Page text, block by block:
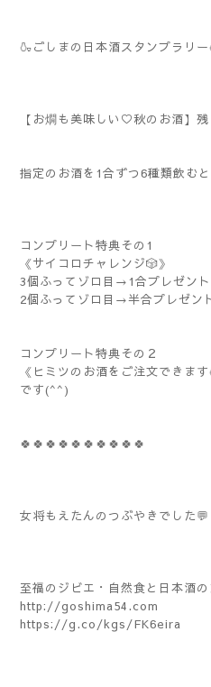
🍶ごしまの日本酒スタンプラリ
【お燗も美味しい♡秋のお酒】
指定のお酒を1合ずつ6種類飲む
コンプリート特典その1
《サイコロチャレンジ🎲》
3個ふってゾロ目→1合プレゼント
2個ふってゾロ目→半合プレゼン
コンプリート特典その２
《ヒミツのお酒をご注文できま
です(^^)
🍀🍀🍀🍀🍀🍀🍀🍀🍀🍀
女将もえたんのつぶやきでした💬
至福のジビエ・自然食と日本酒
http://goshima54.com
https://g.co/kgs/FK6eira